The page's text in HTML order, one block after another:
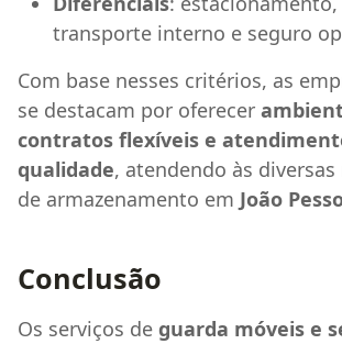
transporte interno e seguro
Com base nesses critérios, as
se destacam por oferecer
contratos flexíveis e
qualidade, atendendo às diversas
de armazenamento em João
Conclusão
Os serviços de guarda móveis e